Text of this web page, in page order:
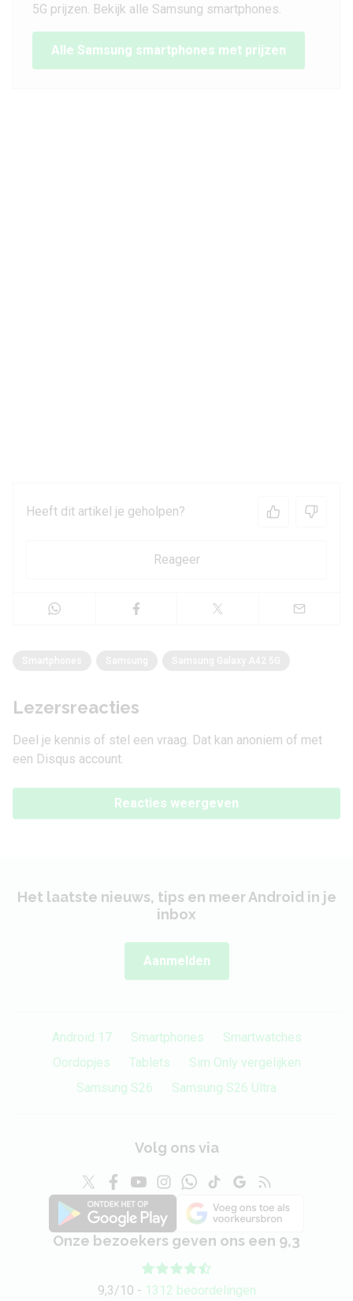
5G prijzen. Bekijk alle Samsung smartphones.
Alle Samsung smartphones met prijzen
Heeft dit artikel je geholpen?
Reageer
Lezersreacties
Deel je kennis of stel een vraag. Dat kan anoniem of met
een Disqus account.
Reacties weergeven
Het laatste nieuws, tips en meer Android in je
inbox
Aanmelden
Android 17 Smartphones
Smartwatches
Oordopjes
Tablets
Sim Only vergelijken
Samsung S26
Samsung S26 Ultra
Volg ons via
Onze bezoekers geven ons een 9,3
9,3/10 - 1312 beoordelingen